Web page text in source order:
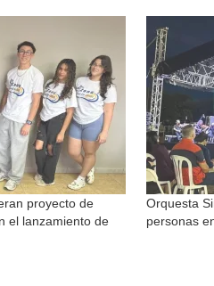
proyecto de
el lanzamiento de
Orquesta
personas